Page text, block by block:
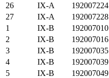
26
IX-A 192007224
27
IX-A 192007228
1
IX-B 192007010
2
IX-B 192007016
3
IX-B 192007035
4
IX-B 192007039
5
IX-B 192007049